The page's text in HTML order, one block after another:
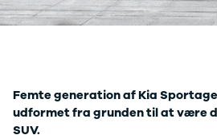
Mach-E
Modeller
Mustang
Modeller
A3
A4
A8
Q2
Femte generation af Kia
udformet fra grunden til at være
SUV.